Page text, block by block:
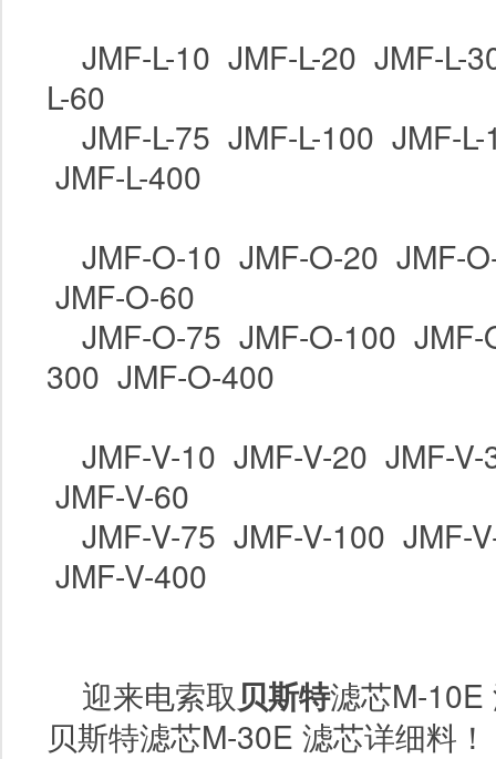
JMF-L-10 JMF-L-20 JMF-L-
L-60
JMF-L-75 JMF-L-100 JMF-
JMF-L-400
JMF-O-10 JMF-O-20 JMF-
JMF-O-60
JMF-O-75 JMF-O-100
300 JMF-O-400
JMF-V-10 JMF-V-20 JMF-
JMF-V-60
JMF-V-75 JMF-V-100 JMF-
JMF-V-400
迎来电索取 贝斯特滤芯M-10E
贝斯特滤芯M-30E 滤芯详细料！